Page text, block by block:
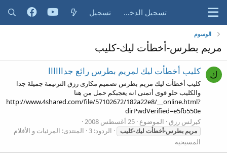
تسجيل الدخول تسجيل
الوسوم
مريم بطرس-أخطأت ليك-كليب
ك كليب أخطأت ليك لمريم بطرس رائع جداااااا
كليب أخطأت ليك مريم بطرس تصميم مكارى رزق الترنيمة جميلة جدا
والكليب حلو قوى أتمنى انه يعجبكم حمل من هنا
http://www.4shared.com/file/57102672/182a22e8/__online.html?
dirPwdVerified=e5fb550e
كيرلس رزق الموضوع 25 أغسطس 2008
مريم بطرس-أخطأت ليك-كليب الردود: 3 المنتدى: المرئيات و الأفلام
المسيحية